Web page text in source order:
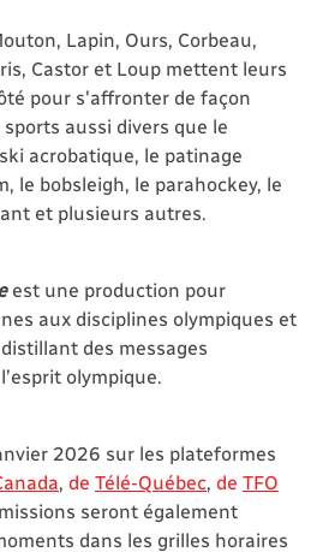
Lapin, Ours, Corbeau,
Castor et Loup mettent leurs
pour s'affronter de façon
aussi divers que le
acrobatique, le patinage
le bobsleigh, le parahockey, le
et plusieurs autres.
est une production pour
aux disciplines olympiques et
des messages
olympique.
2026 sur les plateformes
de Télé-Québec de TFO
seront également
dans les grilles horaires